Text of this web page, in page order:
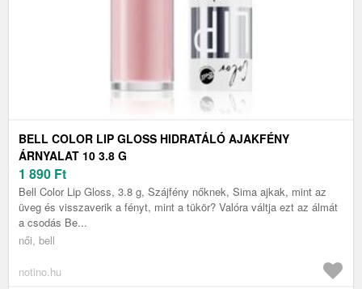
BELL COLOR LIP GLOSS HIDRATÁLÓ AJAKFÉNY
ÁRNYALAT 10 3.8 G
1 890 Ft
Bell Color Lip Gloss, 3.8 g, Szájfény nőknek, Sima ajkak, mint az
üveg és visszaverik a fényt, mint a tükör? Valóra váltja ezt az álmát
a csodás Be...
női, bell
notino.hu